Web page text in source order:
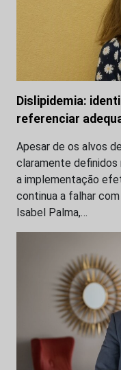
Dislipidemia:
referenciar
Apesar de os alvos
claramente definidos
a implementação
continua a falhar
Isabel Palma,…